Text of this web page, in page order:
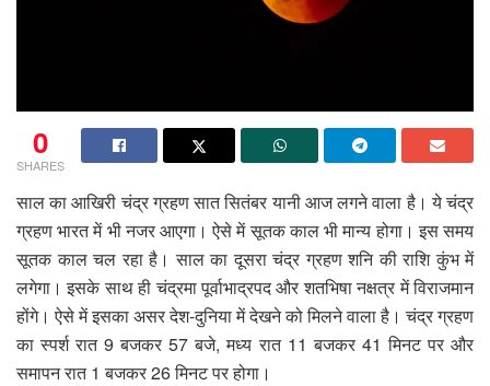
0
SHARES
साल का आखिरी चंद्र ग्रहण सात सितंबर यानी आज लगने वाला है। ये चंद्र
ग्रहण भारत में भी नजर आएगा। ऐसे में सूतक काल भी मान्य होगा। इस समय
सूतक काल चल रहा है। साल का दूसरा चंद्र ग्रहण शनि की राशि कुंभ में
लगेगा। इसके साथ ही चंद्रमा पूर्वाभाद्रपद और शतभिषा नक्षत्र में विराजमान
होंगे। ऐसे में इसका असर देश-दुनिया में देखने को मिलने वाला है। चंद्र ग्रहण
का स्पर्श रात 9 बजकर 57 बजे, मध्य रात 11 बजकर 41 मिनट पर और
समापन रात 1 बजकर 26 मिनट पर होगा।